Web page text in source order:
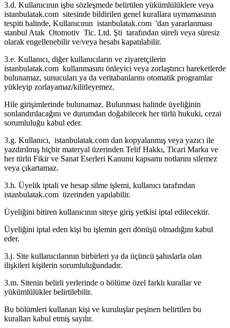
3.d. Kullanıcının işbu sözleşmede belirtilen yükümlülüklere veya
istanbulatak.com sitesinde bildirilen genel kurallara uymamasının
tespiti halinde, Kullanıcının istanbulatak.com 'dan yararlanması
stanbul Atak Otomotiv Tic. Ltd. Şti tarafından süreli veya süresiz
olarak engellenebilir ve/veya hesabı kapatılabilir.
3.e. Kullanıcı, diğer kullanıcıların ve ziyaretçilerin
istanbulatak.com kullanmasını önleyici veya zorlaştırıcı hareketlerde
bulunamaz, sunucuları ya da veritabanlarını otomatik programlar
yükleyip zorlayamaz/kilitleyemez.
Hile girişimlerinde bulunamaz. Bulunması halinde üyeliğinin
sonlandırılacağını ve durumdan doğabilecek her türlü hukuki, cezai
sorumluluğu kabul eder.
3.g. Kullanıcı, istanbulatak.com dan kopyalanmış veya yazıcı ile
yazdırılmış hiçbir materyal üzerinden Telif Hakkı, Ticari Marka ve
her türlü Fikir ve Sanat Eserleri Kanunu kapsamı notlarını silemez
veya çıkartamaz.
3.h. Üyelik iptali ve hesap silme işlemi, kullanıcı tarafından
istanbulatak.com üzerinden yapılabilir.
Üyeliğini bitiren kullanıcının siteye giriş yetkisi iptal edilecektir.
Üyeliğini iptal eden kişi bu işlemin geri dönüşü olmadığını kabul
eder.
3.j. Site kullanıcılarının birbirleri ya da üçüncü şahıslarla olan
ilişkileri kişilerin sorumluluğundadır.
3.m. Sitenin belirli yerlerinde o bölüme özel farklı kurallar ve
yükümlülükler belirtilebilir.
Bu bölümleri kullanan kişi ve kuruluşlar peşinen belirtilen bu
kuralları kabul etmiş sayılır.